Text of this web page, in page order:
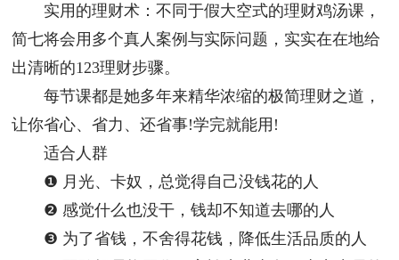
实用的理财术：不同于假大空式的理财鸡汤课，
简七将会用多个真人案例与实际问题，实实在在地给
出清晰的123理财步骤。
每节课都是她多年来精华浓缩的极简理财之道，
让你省心、省力、还省事!学完就能用!
适合人群
❶ 月光、卡奴，总觉得自己没钱花的人
❷ 感觉什么也没干，钱却不知道去哪的人
❸ 为了省钱，不舍得花钱，降低生活品质的人